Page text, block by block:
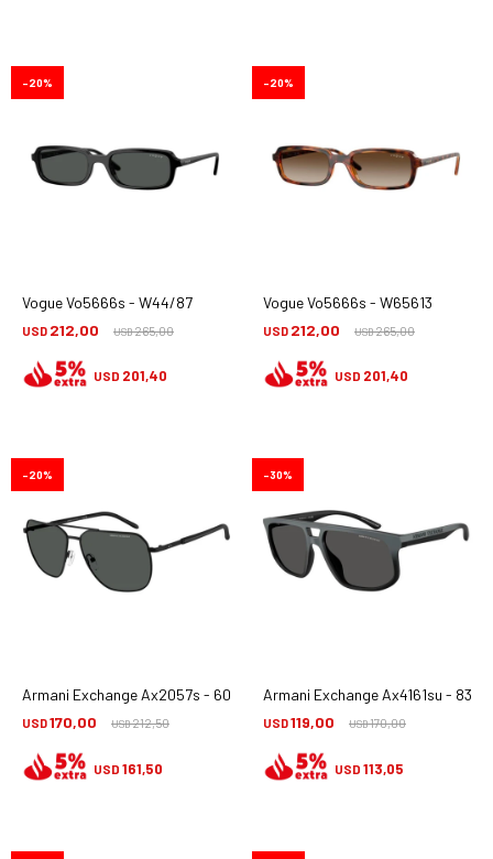
Vogue Vo5666s - W44/87
USD 212,00 USD265,00
20
USD 201,40
Vogue Vo5666s - W65613
USD 212,00 USD265,00
20
USD 201,40
Armani Exchange Ax2057s - 600087
USD170,00 USD212,50
20
USD 161,50
Armani Exchange Ax4161su -
USD119,00 USD170,00
30
USD 113,05